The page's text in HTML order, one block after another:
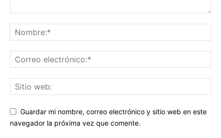
Guardar mi nombre, correo electrónico y sitio web en este
navegador la próxima vez que comente.